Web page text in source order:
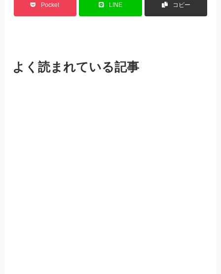
Pocket LINE コピー
よく読まれている記事